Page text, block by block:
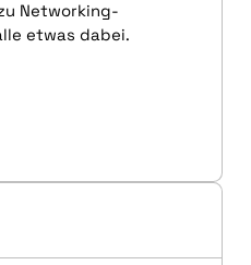
Networking-
etwas dabei.